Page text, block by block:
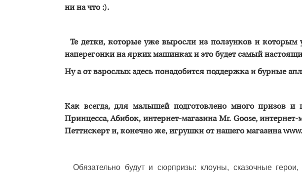
ни на что :).
Те детки, которые уже выросли из ползунков и которым
наперегонки на ярких машинках и это будет самый
Ну а от взрослых здесь понадобится поддержка и бурные
Как всегда, для малышей подготовлено много призов и
Принцесса, Абибок, интернет-магазина Mr. Goose,
Петтискерт и, конечно же, игрушки от нашего магазина
Обязательно будут и сюрпризы: клоуны, сказочные